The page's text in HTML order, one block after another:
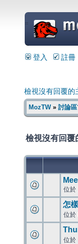
=
登入 註冊
檢視沒有回覆的
MozTW» 討論
檢視沒有回覆
位於
怎
位於
位於